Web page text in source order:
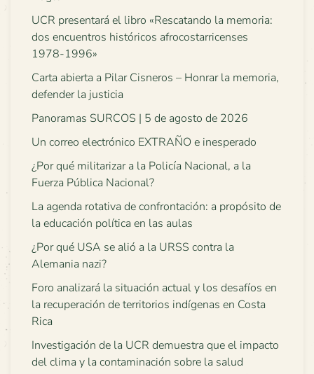
UCR presentará el libro «Rescatando la memoria:
dos encuentros históricos afrocostarricenses
1978-1996»
Carta abierta a Pilar Cisneros – Honrar la memoria,
defender la justicia
Panoramas SURCOS | 5 de agosto de 2026
Un correo electrónico EXTRAÑO e inesperado
¿Por qué militarizar a la Policía Nacional, a la
Fuerza Pública Nacional?
La agenda rotativa de confrontación: a propósito de
la educación política en las aulas
¿Por qué USA se alió a la URSS contra la
Alemania nazi?
Foro analizará la situación actual y los desafíos en
la recuperación de territorios indígenas en Costa
Rica
Investigación de la UCR demuestra que el impacto
del clima y la contaminación sobre la salud